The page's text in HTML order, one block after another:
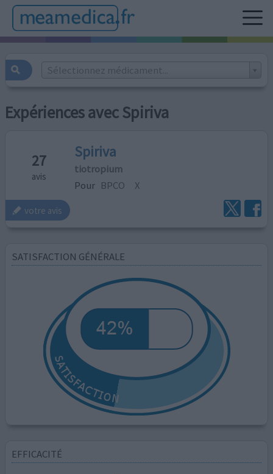
Sélectionnez médicament...
Expériences avec Spiriva
27
avis
Spiriva
tiotropium
Pour BPCO X
votre avis
SATISFACTION GÉNÉRALE
EFFICACITÉ